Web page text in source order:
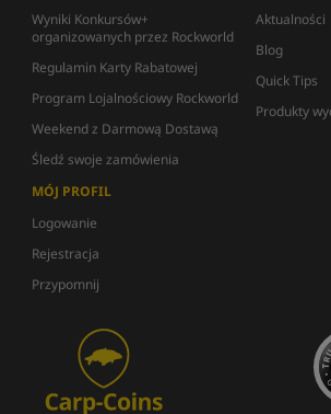
Wyniki Konkursów+
organizowanych przez Rockworld
Regulamin Karty Rabatowej
Program Lojalnościowy Rockworld
Weekend z Darmową Dostawą
Śledź swoje zamówienia
Aktualności
Blog
Quick Tips
Produkty
MÓJ PROFIL
Logowanie
Rejestracja
Przypomnij